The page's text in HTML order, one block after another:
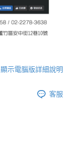
顯示電腦版詳細說明
客服